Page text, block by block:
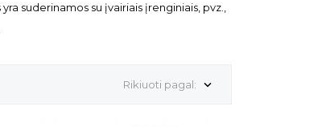
suderinamos su įvairiais įrenginiais, pvz.,
Rikiuoti pagal: 